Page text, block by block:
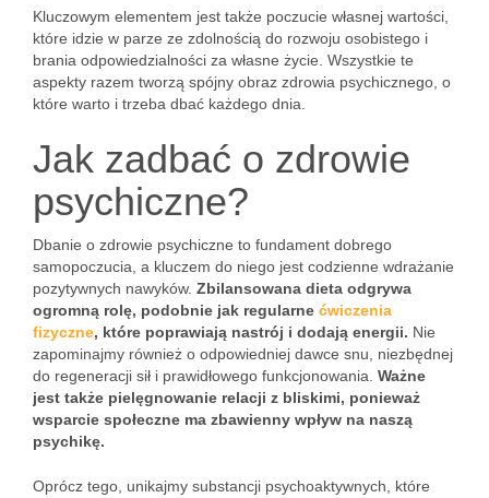
Kluczowym elementem jest także poczucie własnej wartości,
które idzie w parze ze zdolnością do rozwoju osobistego i
brania odpowiedzialności za własne życie. Wszystkie te
aspekty razem tworzą spójny obraz zdrowia psychicznego, o
które warto i trzeba dbać każdego dnia.
Jak zadbać o zdrowie
psychiczne?
Dbanie o zdrowie psychiczne to fundament dobrego
samopoczucia, a kluczem do niego jest codzienne wdrażanie
pozytywnych nawyków. Zbilansowana dieta odgrywa
ogromną rolę, podobnie jak regularne ćwiczenia
fizyczne, które poprawiają nastrój i dodają energii. Nie
zapominajmy również o odpowiedniej dawce snu, niezbędnej
do regeneracji sił i prawidłowego funkcjonowania. Ważne
jest także pielęgnowanie relacji z bliskimi, ponieważ
wsparcie społeczne ma zbawienny wpływ na naszą
psychikę.
Oprócz tego, unikajmy substancji psychoaktywnych, które